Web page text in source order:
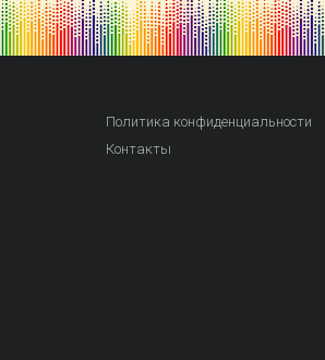
Политика конфиденциальности
Контакты